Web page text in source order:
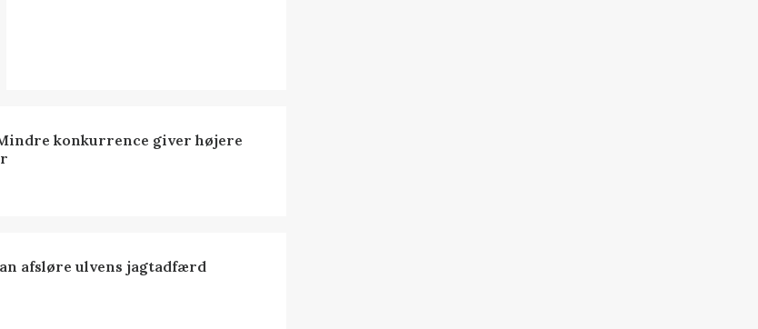
konkurrence giver højere
afsløre ulvens jagtadfærd